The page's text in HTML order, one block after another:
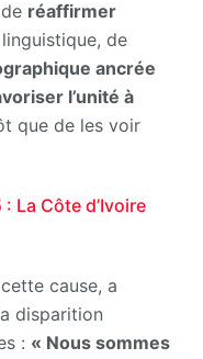
réaffirmer
linguistique, de
ancrée
l’unité à
que de les voir
La Côte d’Ivoire
cause, a
disparition
: « Nous sommes